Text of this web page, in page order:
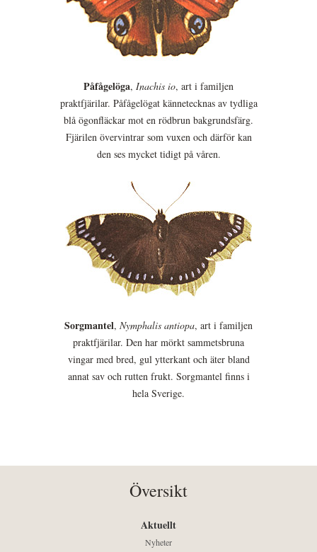
Påfågelöga, Inachis io, art i familjen
praktfjärilar. Påfågelögat kännetecknas av tydliga
blå ögonfläckar mot en rödbrun bakgrundsfärg.
Fjärilen övervintrar som vuxen och därför kan
den ses mycket tidigt på våren.
Sorgmantel, Nymphalis antiopa, art i familjen
praktfjärilar. Den har mörkt sammetsbruna
vingar med bred, gul ytterkant och äter bland
annat sav och rutten frukt. Sorgmantel finns i
hela Sverige.
Översikt
Aktuellt
Nyheter